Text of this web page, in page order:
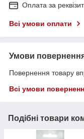
Оплата за
Всі умови оплати
Умови
Повернення товару
Всі умови
Подібні товари